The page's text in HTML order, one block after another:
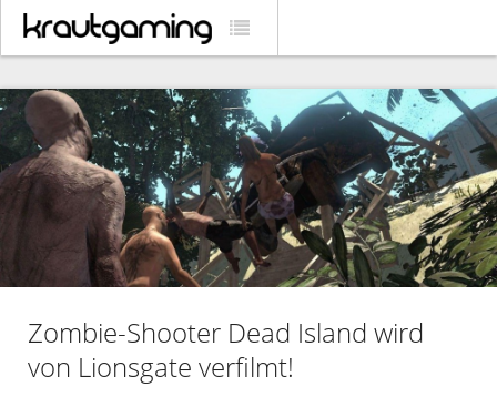
Zombie-Shooter Dead Island wird
von Lionsgate verfilmt!